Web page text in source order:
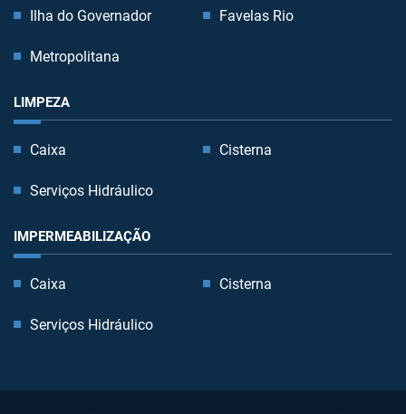
Ilha do Governador Favelas Rio
Metropolitana
LIMPEZA
Caixa Cisterna
Serviços Hidráulico
IMPERMEABILIZAÇÃO
Caixa Cisterna
Serviços Hidráulico